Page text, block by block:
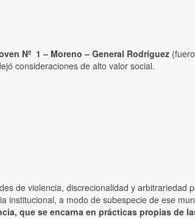
Nº 1 – Moreno – General Rodríguez
consideraciones de alto valor social.
de violencia, discrecionalidad y arbitrariedad
a modo de subespecie de ese
que se encarna en prácticas propias de